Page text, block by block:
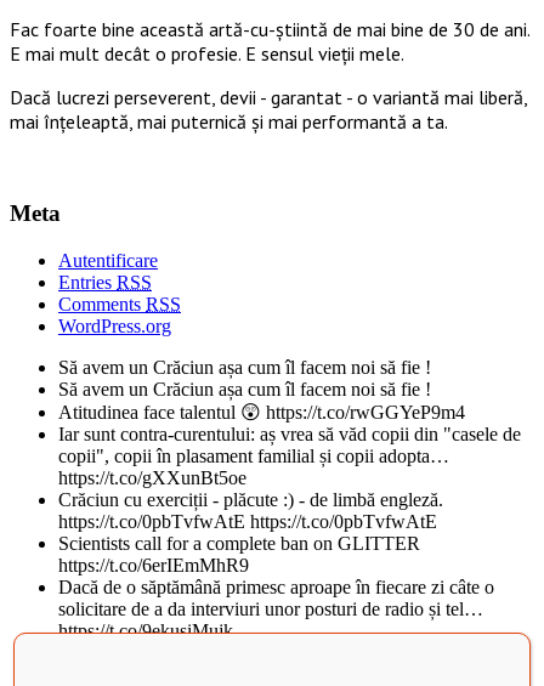
Fac foarte bine această artă-cu-știintă de mai bine de 30 de ani.
E mai mult decât o profesie. E sensul vieții mele.
Dacă lucrezi perseverent, devii - garantat - o variantă mai liberă,
mai înțeleaptă, mai puternică și mai performantă a ta.
Meta
Autentificare
Entries RSS
Comments RSS
WordPress.org
Să avem un Crăciun așa cum îl facem noi să fie !
Să avem un Crăciun așa cum îl facem noi să fie !
Atitudinea face talentul 😲 https://t.co/rwGGYeP9m4
Iar sunt contra-curentului: aș vrea să văd copii din "casele de
copii", copii în plasament familial și copii adopta…
https://t.co/gXXunBt5oe
Crăciun cu exerciții - plăcute :) - de limbă engleză.
https://t.co/0pbTvfwAtE https://t.co/0pbTvfwAtE
Scientists call for a complete ban on GLITTER
https://t.co/6erIEmMhR9
Dacă de o săptămână primesc aproape în fiecare zi câte o
solicitare de a da interviuri unor posturi de radio și tel…
https://t.co/9ekusiMujk